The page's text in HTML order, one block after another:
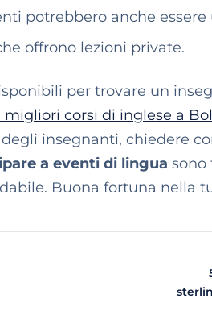
potrebbero anche essere
offrono lezioni private.
per trovare un
corsi di inglese a
insegnanti, chiedere
a eventi di lingua sono
Buona fortuna nella